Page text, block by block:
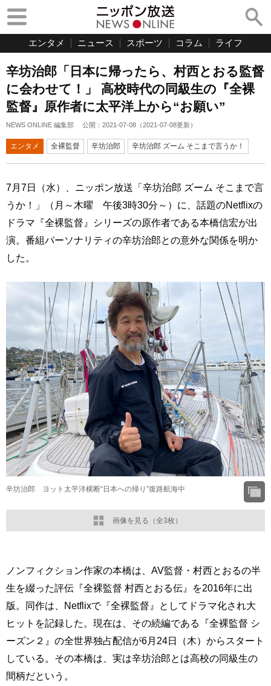
エンタメ ニュース スポーツ コラム ライフ
辛坊治郎「日本に帰ったら、村西とおる監督
に会わせて！」 高校時代の同級生の『全裸
監督』原作者に太平洋上から“お願い”
NEWS ONLINE 編集部 公開： 2021-07-08 （2021-07-08更新）
エンタメ 全裸監督 辛坊治郎 辛坊治郎 ズーム そこまで言うか！
7月7日（水）、ニッポン放送「辛坊治郎 ズーム そこまで言
うか！」（月～木曜 午後3時30分～）に、話題のNetflixの
ドラマ『全裸監督』シリーズの原作者である本橋信宏が出
演。番組パーソナリティの辛坊治郎との意外な関係を明か
した。
画像を見る（全3枚）
辛坊治郎 ヨット太平洋横断“日本への帰り”復路航海中
ノンフィクション作家の本橋は、AV監督・村西とおるの半
生を綴った評伝『全裸監督 村西とおる伝』を2016年に出
版。同作は、Netflixで『全裸監督』としてドラマ化され大
ヒットを記録した。現在は、その続編である『全裸監督 シ
ーズン２』の全世界独占配信が6月24日（木）からスタート
している。その本橋は、実は辛坊治郎とは高校の同級生の
間柄だという。